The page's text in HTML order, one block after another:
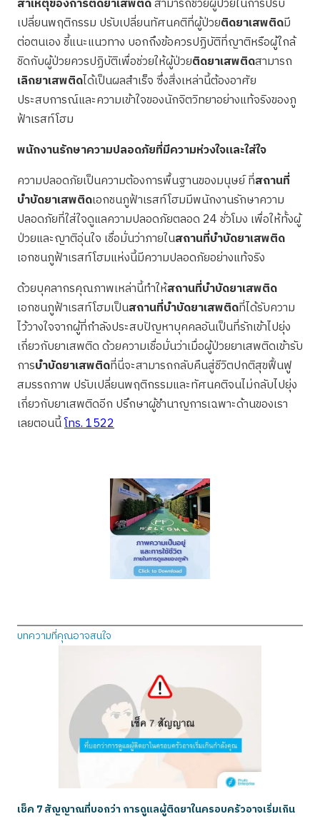
สาเหตุของการติดยาเสพติดสามารถช่วยผู้ป่วยในการปรับ
เปลี่ยนพฤติกรรม ปรับเปลี่ยนทัศนคติที่ผู้ป่วยติดยาเสพติดมี
ต่อตนเอง ชี้แนะแนวทาง บอกถึงข้อควรปฏิบัติที่ญาติหรือผู้ใกล้
ชิดกับผู้ป่วยควรปฏิบัติเพื่อช่วยให้ผู้ป่วยติดยาเสพติดสามารถ
เลิกยาเสพติดได้เป็นผลสำเร็จ ซึ่งสิ่งเหล่านี้ต้องอาศัย
ประสบการณ์และความเข้าใจของนักจิตวิทยาอย่างแท้จริงของภู
ฟ้าเรสท์โฮม
พนักงานรักษาความปลอดภัยที่มีความห่วงใจและใส่ใจ
ความปลอดภัยเป็นความต้องการพื้นฐานของมนุษย์ ที่สถานที่
บำบัดยาเสพติดเอกชนภูฟ้าเรสท์โฮมมีพนักงานรักษาความ
ปลอดภัยที่ใส่ใจดูแลความปลอดภัยตลอด 24 ชั่วโมง เพื่อให้ทั้งผู้
ป่วยและญาติอุ่นใจ เชื่อมั่นว่าภายในสถานที่บำบัดยาเสพติด
เอกชนภูฟ้าเรสท์โฮมแห่งนี้มีความปลอดภัยอย่างแท้จริง
ด้วยบุคลากรคุณภาพเหล่านี้ทำให้สถานที่บำบัดยาเสพติด
เอกชนภูฟ้าเรสท์โฮมเป็นสถานที่บำบัดยาเสพติดที่ได้รับความ
ไว้วางใจจากผู้ที่กำลังประสบปัญหาบุคคลอันเป็นที่รักเข้าไปยุ่ง
เกี่ยวกับยาเสพติด ด้วยความเชื่อมั่นว่าเมื่อผู้ป่วยยาเสพติดเข้ารับ
การบำบัดยาเสพติดที่นี่จะสามารถกลับคืนสู่ชีวิตปกติสุขฟื้นฟู
สมรรถภาพ ปรับเปลี่ยนพฤติกรรมและทัศนคติจนไม่กลับไปยุ่ง
เกี่ยวกับยาเสพติดอีก ปรึกษาผู้ชำนาญการเฉพาะด้านของเรา
เลยตอนนี้โทร. 1522
บทความที่คุณอาจสนใจ
เช็ค 7 สัญญาณที่บอกว่า การดูแลผู้ติดยาในครอบครัวอาจเริ่มเกิน